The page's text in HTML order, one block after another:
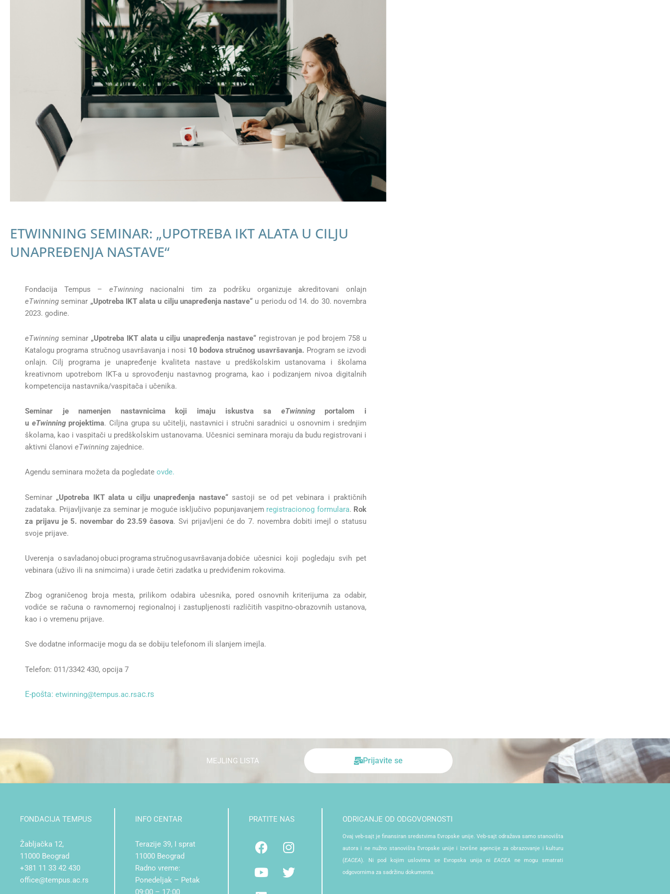
ETWINNING SEMINAR: „UPOTREBA IKT ALATA U CILJU
UNAPREĐENJA NASTAVE“
Fondacija Tempus –eTwinning nacionalni tim za podršku organizuje akreditovani onlajn
eTwinning seminar „Upotreba IKT alata u cilju unapređenja nastave“ u periodu od 14. do 30. novembra
2023. godine.
eTwinning seminar „Upotreba IKT alata u cilju unapređenja nastave“registrovan je pod brojem 758 u
Katalogu programa stručnog usavršavanja i nosi 10 bodova stručnog usavršavanja. Program se izvodi
onlajn. Cilj programa je unapređenje kvaliteta nastave u predškolskim ustanovama i školama
kreativnom upotrebom IKT-a u sprovođenju nastavnog programa, kao i podizanjem nivoa digitalnih
kompetencija nastavnika/vaspitača i učenika.
Seminar je namenjen nastavnicima koji imaju iskustva sa eTwinning portalom
i
u eTwinningprojektima. Ciljna grupa su učitelji, nastavnici i stručni saradnici u osnovnim i srednjim
školama, kao i vaspitači u predškolskim ustanovama. Učesnici seminara moraju da budu registrovani i
aktivni članovi eTwinning zajednice.
Agendu seminara možeta da pogledate ovde.
Seminar „Upotreba IKT alata u cilju unapređenja nastave“ sastoji se od pet vebinara i praktičnih
zadataka. Prijavljivanje za seminar je moguće isključivo popunjavanjem registracionog formulara. Rok
za prijavu je 5. novembar do 23.59 časova. Svi prijavljeni će do 7. novembra dobiti imejl o statusu
svoje prijave.
Uverenja o savladanoj obuci programa stručnog usavršavanja dobiće učesnici koji pogledaju svih pet
vebinara (uživo ili na snimcima) i urade četiri zadatka u predviđenim rokovima.
Zbog ograničenog broja mesta, prilikom odabira učesnika, pored osnovnih kriterijuma za odabir,
vodiće se računa o ravnomernoj regionalnoj i zastupljenosti različitih vaspitno-obrazovnih ustanova,
kao i o vremenu prijave.
Sve dodatne informacije mogu da se dobiju telefonom ili slanjem imejla.
Telefon: 011/3342 430, opcija 7
E-pošta: etwinning@tempus.ac.rsac.rs
MEJLING LISTA Prijavite se
FONDACIJA TEMPUS
Žabljačka 12,
11000 Beograd
+381 11 33 42 430
office@tempus.ac.rs
INFO CENTAR
Terazije 39, I sprat
11000 Beograd
Radno vreme:
Ponedeljak – Petak
PRATITE NAS
FacebookInstagram
YoutubeTwitter
Linkedin
ODRICANJE OD ODGOVORNOSTI
Ovaj veb-sajt je finansiran sredstvima Evropske unije. Veb-sajt odražava samo stanovišta
autora i ne nužno stanovišta Evropske unije i Izvršne agencije za obrazovanje i kulturu
(EACEA). Ni pod kojim uslovima se Evropska unija niEACEA ne mogu smatrati
odgovornima za sadržinu dokumenta.